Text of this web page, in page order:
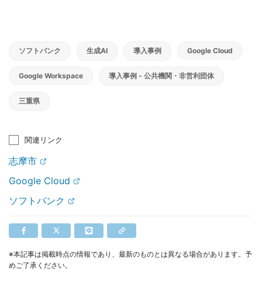
ソフトバンク 生成AI 導入事例 Google Cloud
Google Workspace 導入事例 - 公共機関・非営利団体
三重県
関連リンク
志摩市
Google Cloud
ソフトバンク
※本記事は掲載時点の情報であり、最新のものとは異なる場合があります。予
めご了承ください。